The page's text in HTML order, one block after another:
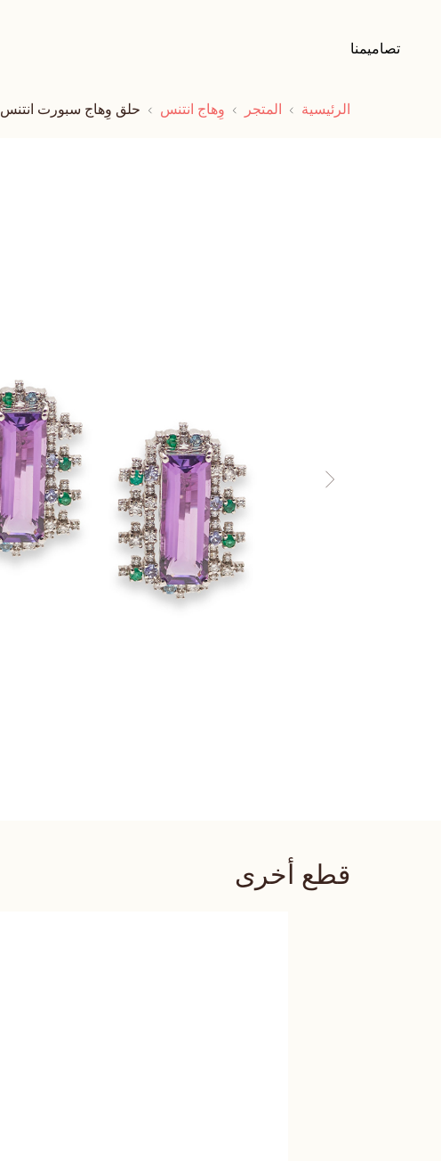
تصاميمنا
الرئيسية المتجر وِهاج انتنس حلق وِهاج سبورت انتنس
قطع أخرى